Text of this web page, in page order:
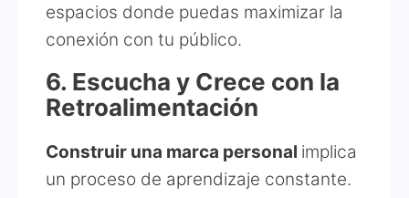
espacios donde puedas maximizar la
conexión con tu público.
6. Escucha y Crece con la
Retroalimentación
Construir una marca personal implica
un proceso de aprendizaje constante.